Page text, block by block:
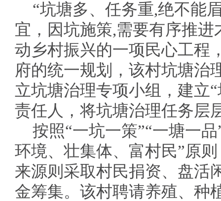
“坑塘多、任务重,绝不能
宜，因坑施策,需要有序推
动乡村振兴的一项民心工程
府的统一规划，该村坑塘治
立坑塘治理专项小组，建立
责任人，将坑塘治理任务层
按照“一坑一策”“一塘一
环境、壮集体、富村民”原
来源则采取村民捐资、盘活
金筹集。该村聘请养殖、种